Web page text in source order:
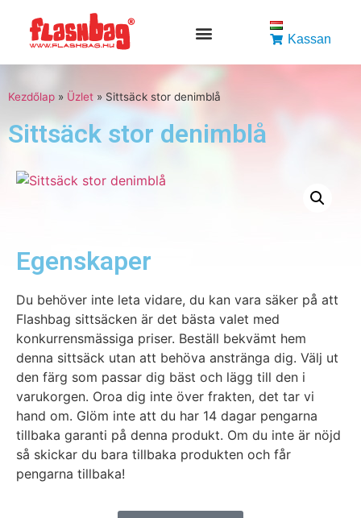
Kassan
Kezdőlap » Üzlet » Sittsäck stor denimblå
Sittsäck stor denimblå
Egenskaper
Du behöver inte leta vidare, du kan vara säker på att
Flashbag sittsäcken är det bästa valet med
konkurrensmässiga priser. Beställ bekvämt hem
denna sittsäck utan att behöva anstränga dig. Välj ut
den färg som passar dig bäst och lägg till den i
varukorgen. Oroa dig inte över frakten, det tar vi
hand om. Glöm inte att du har 14 dagar pengarna
tillbaka garanti på denna produkt. Om du inte är nöjd
så skickar du bara tillbaka produkten och får
pengarna tillbaka!